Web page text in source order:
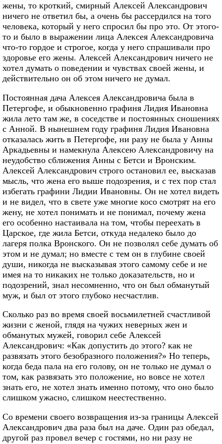
жены, то кроткий, смирный Алексей Александрович
ничего не ответил бы, а очень бы рассердился на того
человека, который у него спросил бы про это. От этого-
то и было в выражении лица Алексея Александровича
что-то гордое и строгое, когда у него спрашивали про
здоровье его жены. Алексей Александрович ничего не
хотел думать о поведении и чувствах своей жены, и
действительно он об этом ничего не думал.
Постоянная дача Алексея Александровича была в
Петергофе, и обыкновенно графиня Лидия Ивановна
жила лето там же, в соседстве и постоянных сношениях
с Анной. В нынешнем году графиня Лидия Ивановна
отказалась жить в Петергофе, ни разу не была у Анны
Аркадьевны и намекнула Алексею Александровичу на
неудобство сближения Анны с Бетси и Вронским.
Алексей Александрович строго остановил ее, высказав
мысль, что жена его выше подозрения, и с тех пор стал
избегать графини Лидии Ивановны. Он не хотел видеть
и не видел, что в свете уже многие косо смотрят на его
жену, не хотел понимать и не понимал, почему жена
его особенно настаивала на том, чтобы переехать в
Царское, где жила Бетси, откуда недалеко было до
лагеря полка Вронского. Он не позволял себе думать об
этом и не думал; но вместе с тем он в глубине своей
души, никогда не высказывая этого самому себе и не
имея на то никаких не только доказательств, но и
подозрений, знал несомненно, что он был обманутый
муж, и был от этого глубоко несчастлив.
Сколько раз во время своей восьмилетней счастливой
жизни с женой, глядя на чужих неверных жен и
обманутых мужей, говорил себе Алексей
Александрович: «Как допустить до этого? как не
развязать этого безобразного положения?» Но теперь,
когда беда пала на его голову, он не только не думал о
том, как развязать это положение, но вовсе не хотел
знать его, не хотел знать именно потому, что оно было
слишком ужасно, слишком неестественно.
Со времени своего возвращения из-за границы Алексей
Александрович два раза был на даче. Один раз обедал,
другой раз провел вечер с гостями, но ни разу не